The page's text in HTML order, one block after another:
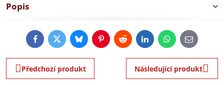
Popis
FacebookTwitterBlueskyPinterestRedditLinkedInWhatsApp
E-
mail
Předchozí produkt Následující produkt